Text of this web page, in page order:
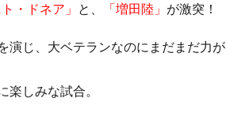
ト・ドネア」 と、 「増田陸」 が激突！
演じ、大ベテランなのにまだまだ力が
しみな試合。